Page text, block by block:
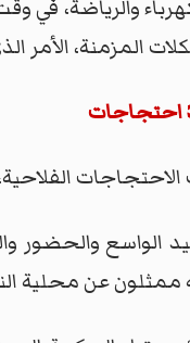
والرياضة، في
المزمنة، الأمر
الفلاحية،
الواسع والحضور
ممثلون عن محلية